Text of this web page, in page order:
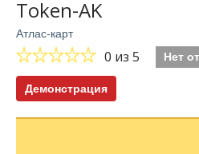
Token-AK
Атлас-карт
0 из 5 Нет
Демонстрация